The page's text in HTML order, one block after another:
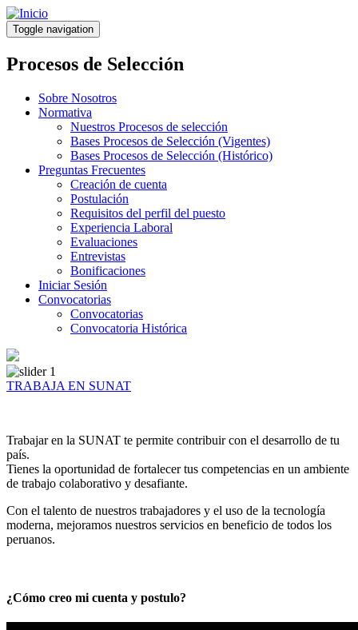
Pasar
al
contenido
principal
Toggle navigation
Procesos de Selección
Sobre Nosotros
Normativa
Nuestros Procesos de selección
Bases Procesos de Selección (Vigentes)
Bases Procesos de Selección (Histórico)
Preguntas Frecuentes
Creación de cuenta
Postulación
Requisitos del perfil del puesto
Experiencia Laboral
Evaluaciones
Entrevistas
Bonificaciones
Iniciar Sesión
Convocatorias
Convocatorias
Convocatoria Histórica
TRABAJA EN SUNAT
Trabajar en la SUNAT te permite contribuir con el desarrollo de tu
país.
Tienes la oportunidad de fortalecer tus competencias en un ambiente
de trabajo colaborativo y desafiante.
Con el talento de nuestros trabajadores y el uso de la tecnología
moderna, mejoramos nuestros servicios en beneficio de todos los
peruanos.
¿Cómo creo mi cuenta y postulo?